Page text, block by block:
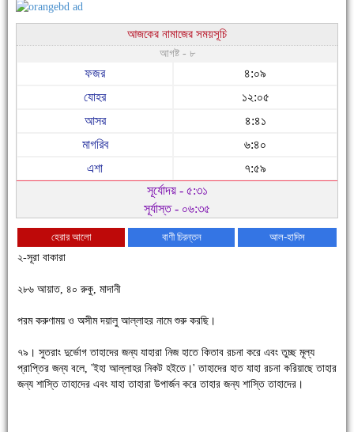
আজকের নামাজের সময়সূচি
আগষ্ট - ৮
ফজর
৪:০৯
যোহর
১২:০৫
আসর
৪:৪১
মাগরিব
৬:৪০
এশা
৭:৫৯
সূর্যোদয় - ৫:৩১
সূর্যাস্ত - ০৬:৩৫
হেরার আলো বাণী চিরন্তন
আল-হাদিস
২-সূরা বাকারা
২৮৬ আয়াত, ৪০ রুকু, মাদানী
পরম করুণাময় ও অসীম দয়ালু আল্লাহর নামে শুরু করছি।
৭৯। সুতরাং দুর্ভোগ তাহাদের জন্য যাহারা নিজ হাতে কিতাব রচনা করে এবং তুচ্ছ মূল্য
প্রাপ্তির জন্য বলে, 'ইহা আল্লাহর নিকট হইতে।' তাহাদের হাত যাহা রচনা করিয়াছে তাহার
জন্য শাস্তি তাহাদের এবং যাহা তাহারা উপার্জন করে তাহার জন্য শাস্তি তাহাদের।
চাঁদপুরে উই-এর প্রথম নানা ধরনের পণ্যের সমারোহ